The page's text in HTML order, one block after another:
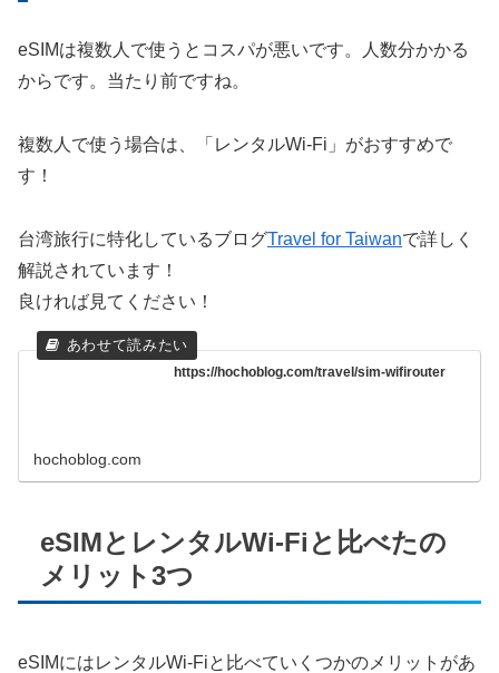
eSIMは複数人で使うとコスパが悪いです。人数分かかる
からです。当たり前ですね。
複数人で使う場合は、「レンタルWi-Fi」がおすすめで
す！
台湾旅行に特化しているブログTravel for Taiwanで詳しく
解説されています！
良ければ見てください！
https://hochoblog.com/travel/sim-wifirouter
hochoblog.com
eSIMとレンタルWi-Fiと比べたの
メリット3つ
eSIMにはレンタルWi-Fiと比べていくつかのメリットがあ